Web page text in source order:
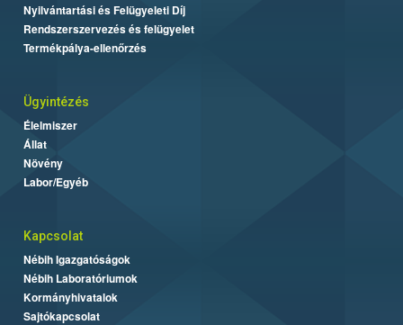
Nyilvántartási és Felügyeleti Díj
Rendszerszervezés és felügyelet
Termékpálya-ellenőrzés
Ügyintézés
Élelmiszer
Állat
Növény
Labor/Egyéb
Kapcsolat
Nébih Igazgatóságok
Nébih Laboratóriumok
Kormányhivatalok
Sajtókapcsolat